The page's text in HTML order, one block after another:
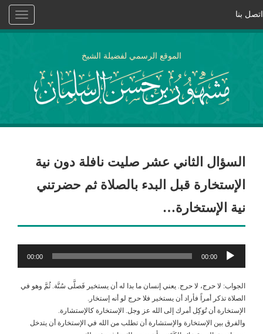
Toggle
اتصل بنا
الموقع الرسمي لفضيلة الشيخ
السؤال الثاني عشر صليت نافلة دون نية
الإستخارة قبل البدء بالصلاة ثم حضرتني
نية الإستخارة…
مشغل
الصوت
00:00
00:00
الجواب: لا حرج، لا حرج. يعني إنسان ما بدا له أن يستخير فَصلَّى سُنَّة. ثُمَّ وهو في
الصلاة تذكر أمراً فأراد أن يستخير فلا حرج لو أنه إستخار.
الإستخارة أن تُوَكِل أمرك إلى الله عز وجل. الإستخارة كالإستشارة.
والفرق بين الإستخارة والإستشارة أن تطلب من الله في الإستخارة أن يتدخل